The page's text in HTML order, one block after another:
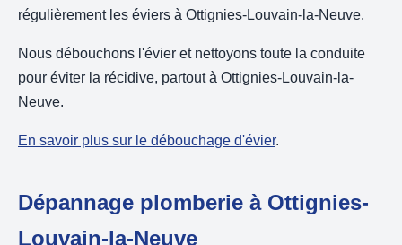
régulièrement les éviers à Ottignies-Louvain-la-Neuve.
Nous débouchons l'évier et nettoyons toute la conduite
pour éviter la récidive, partout à Ottignies-Louvain-la-
Neuve.
En savoir plus sur le débouchage d'évier.
Dépannage plomberie à Ottignies-
Louvain-la-Neuve